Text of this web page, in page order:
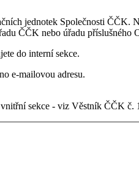
jednotek Společnosti
ČČK nebo úřadu příslušného
do interní sekce.
e-mailovou adresu.
sekce - viz Věstník ČČK č.